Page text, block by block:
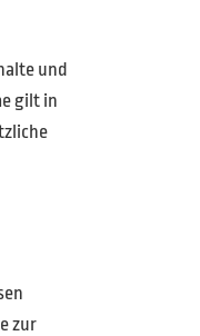
und
gilt in
zur